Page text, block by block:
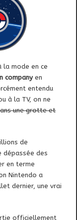
la mode en ce
companyen
entendu
à la TV, on ne
une grotte et
de
dépassée des
en terme
Nintendo a
dernier, une vrai
officiellement